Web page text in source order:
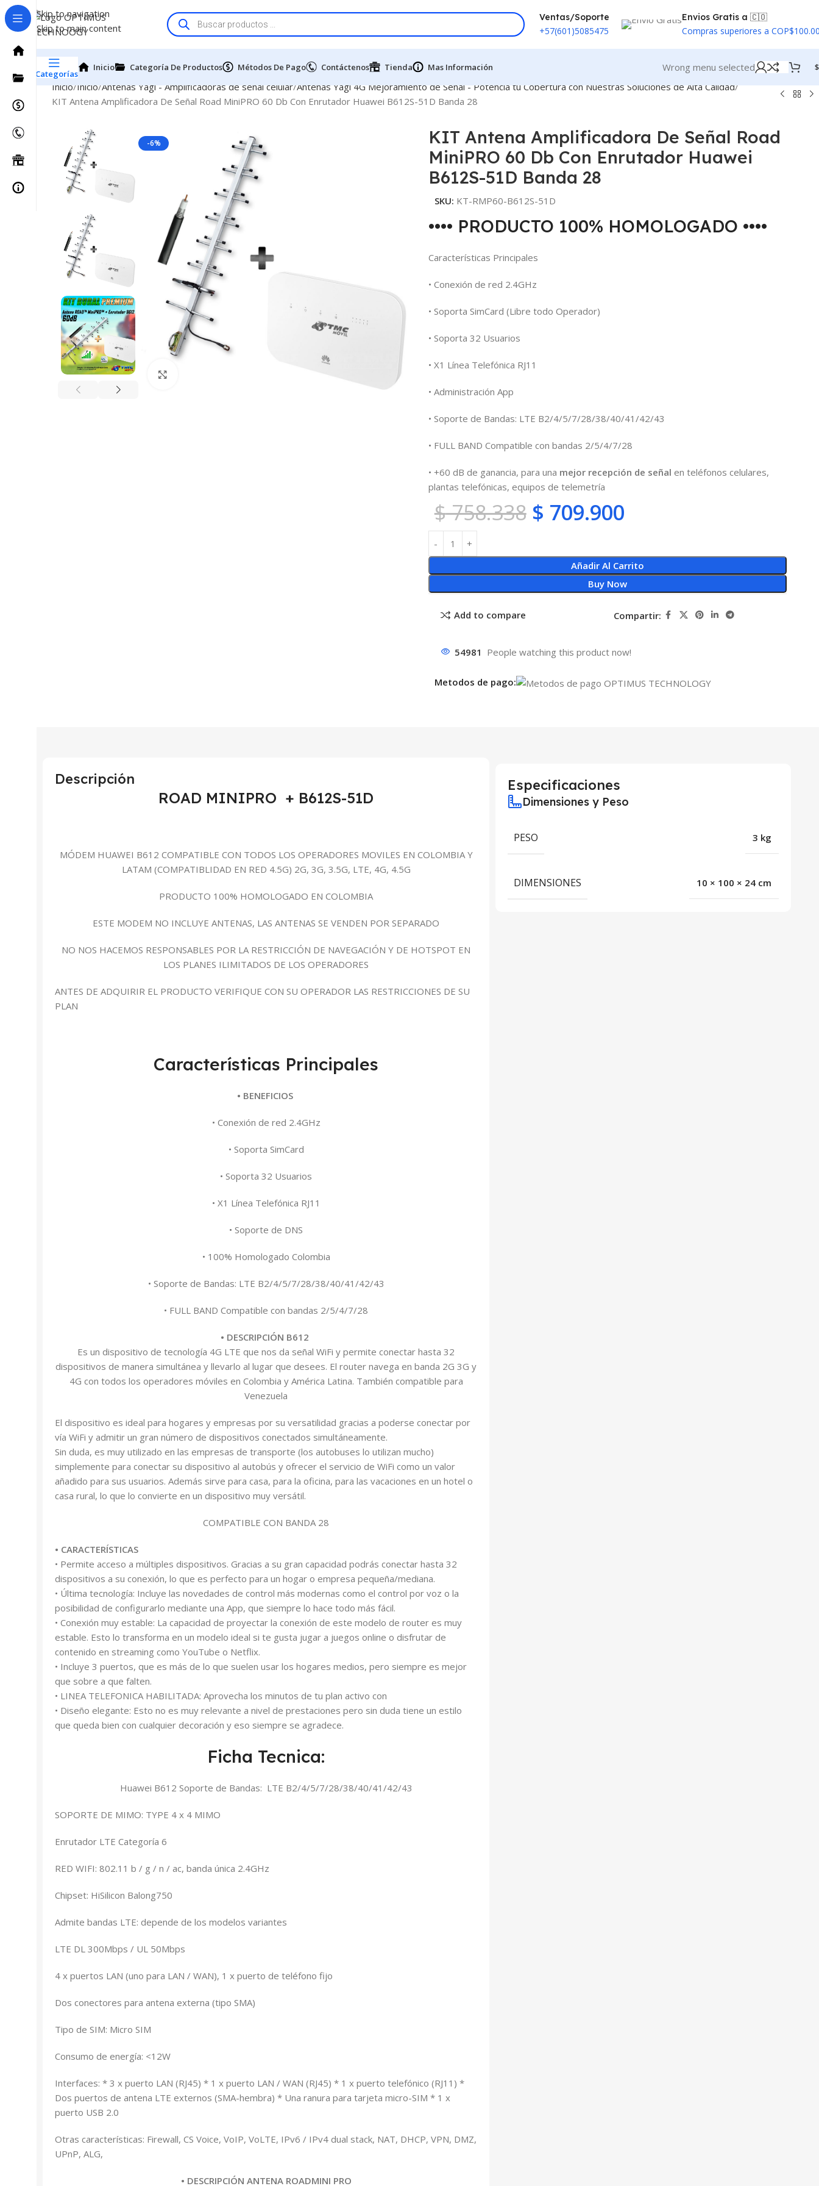
Skip to navigation
Skip to main content
Ventas/Soporte
+57(601)5085475
Envios Gratis a 🇨🇴
Compras superiores a
Categorías
Inicio Categoría De Productos Métodos De Pago Contáctenos Tienda Mas Información Wrong menu selected $
Inicio Inicio Antenas Yagi - Amplificadoras de señal celular Antenas Yagi 4G Mejoramiento de Señal - Potencia tu Cobertura con Nuestras Soluciones de Alta Calidad
KIT Antena Amplificadora De Señal Road MiniPRO 60 Db Con Enrutador Huawei B612S-51D Banda 28
-6%
KIT Antena Amplificadora De Señal Road
MiniPRO 60 Db Con Enrutador Huawei
B612S-51D Banda 28
SKU: KT-RMP60-B612S-51D
•••• PRODUCTO 100% HOMOLOGADO ••••
Características Principales
• Conexión de red 2.4GHz
• Soporta SimCard (Libre todo Operador)
• Soporta 32 Usuarios
• X1 Línea Telefónica RJ11
• Administración App
• Soporte de Bandas: LTE B2/4/5/7/28/38/40/41/42/43
• FULL BAND Compatible con bandas 2/5/4/7/28
• +60 dB de ganancia, para una mejor recepción de señal en teléfonos celulares,
plantas telefónicas, equipos de telemetría
$758.338 $ 709.900
Añadir Al Carrito
Buy Now
Add to compare Compartir:
54981 People watching this product now!
Metodos de pago:
Descripción
ROAD MINIPRO + B612S-51D
MÓDEM HUAWEI B612 COMPATIBLE CON TODOS LOS OPERADORES MOVILES EN COLOMBIA Y
LATAM (COMPATIBLIDAD EN RED 4.5G) 2G, 3G, 3.5G, LTE, 4G, 4.5G
PRODUCTO 100% HOMOLOGADO EN COLOMBIA
ESTE MODEM NO INCLUYE ANTENAS, LAS ANTENAS SE VENDEN POR SEPARADO
NO NOS HACEMOS RESPONSABLES POR LA RESTRICCIÓN DE NAVEGACIÓN Y DE HOTSPOT EN
LOS PLANES ILIMITADOS DE LOS OPERADORES
ANTES DE ADQUIRIR EL PRODUCTO VERIFIQUE CON SU OPERADOR LAS RESTRICCIONES DE SU
PLAN
Características Principales
• BENEFICIOS
• Conexión de red 2.4GHz
• Soporta SimCard
• Soporta 32 Usuarios
• X1 Línea Telefónica RJ11
• Soporte de DNS
• 100% Homologado Colombia
• Soporte de Bandas: LTE B2/4/5/7/28/38/40/41/42/43
• FULL BAND Compatible con bandas 2/5/4/7/28
• DESCRIPCIÓN B612
Es un dispositivo de tecnología 4G LTE que nos da señal WiFi y permite conectar hasta 32
dispositivos de manera simultánea y llevarlo al lugar que desees. El router navega en banda 2G 3G y
4G con todos los operadores móviles en Colombia y América Latina. También compatible para
Venezuela
El dispositivo es ideal para hogares y empresas por su versatilidad gracias a poderse conectar por
vía WiFi y admitir un gran número de dispositivos conectados simultáneamente.
Sin duda, es muy utilizado en las empresas de transporte (los autobuses lo utilizan mucho)
simplemente para conectar su dispositivo al autobús y ofrecer el servicio de WiFi como un valor
añadido para sus usuarios. Además sirve para casa, para la oficina, para las vacaciones en un hotel o
casa rural, lo que lo convierte en un dispositivo muy versátil.
COMPATIBLE CON BANDA 28
• CARACTERÍSTICAS
• Permite acceso a múltiples dispositivos. Gracias a su gran capacidad podrás conectar hasta 32
dispositivos a su conexión, lo que es perfecto para un hogar o empresa pequeña/mediana.
• Última tecnología: Incluye las novedades de control más modernas como el control por voz o la
posibilidad de configurarlo mediante una App, que siempre lo hace todo más fácil.
• Conexión muy estable: La capacidad de proyectar la conexión de este modelo de router es muy
estable. Esto lo transforma en un modelo ideal si te gusta jugar a juegos online o disfrutar de
contenido en streaming como YouTube o Netflix.
• Incluye 3 puertos, que es más de lo que suelen usar los hogares medios, pero siempre es mejor
que sobre a que falten.
• LINEA TELEFONICA HABILITADA: Aprovecha los minutos de tu plan activo con
• Diseño elegante: Esto no es muy relevante a nivel de prestaciones pero sin duda tiene un estilo
que queda bien con cualquier decoración y eso siempre se agradece.
Ficha Tecnica:
Huawei B612 Soporte de Bandas: LTE B2/4/5/7/28/38/40/41/42/43
SOPORTE DE MIMO: TYPE 4 x 4 MIMO
Enrutador LTE Categoría 6
RED WIFI: 802.11 b / g / n / ac, banda única 2.4GHz
Chipset: HiSilicon Balong750
Admite bandas LTE: depende de los modelos variantes
LTE DL 300Mbps / UL 50Mbps
4 x puertos LAN (uno para LAN / WAN), 1 x puerto de teléfono fijo
Dos conectores para antena externa (tipo SMA)
Tipo de SIM: Micro SIM
Consumo de energía: <12W
Interfaces: * 3 x puerto LAN (RJ45) * 1 x puerto LAN / WAN (RJ45) * 1 x puerto telefónico (RJ11) *
Dos puertos de antena LTE externos (SMA-hembra) * Una ranura para tarjeta micro-SIM * 1 x
puerto USB 2.0
Otras características: Firewall, CS Voice, VoIP, VoLTE, IPv6 / IPv4 dual stack, NAT, DHCP, VPN, DMZ,
UPnP, ALG,
• DESCRIPCIÓN ANTENA ROADMINI PRO
Especificaciones
Dimensiones y Peso
PESO 3 kg
DIMENSIONES 10 × 100 × 24 cm